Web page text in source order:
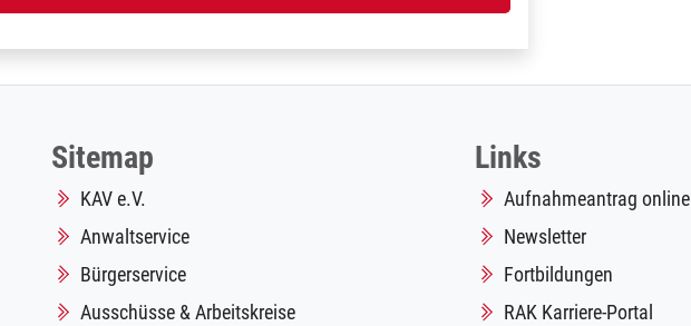
Sitemap
KAV e.V.
Anwaltservice
Bürgerservice
Ausschüsse & Arbeitskreise
Links
Aufnahmeantrag online
Newsletter
Fortbildungen
RAK Karriere-Portal